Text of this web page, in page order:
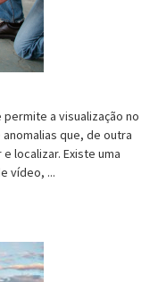
a visualização no
que, de outra
localizar. Existe uma
vídeo, ...